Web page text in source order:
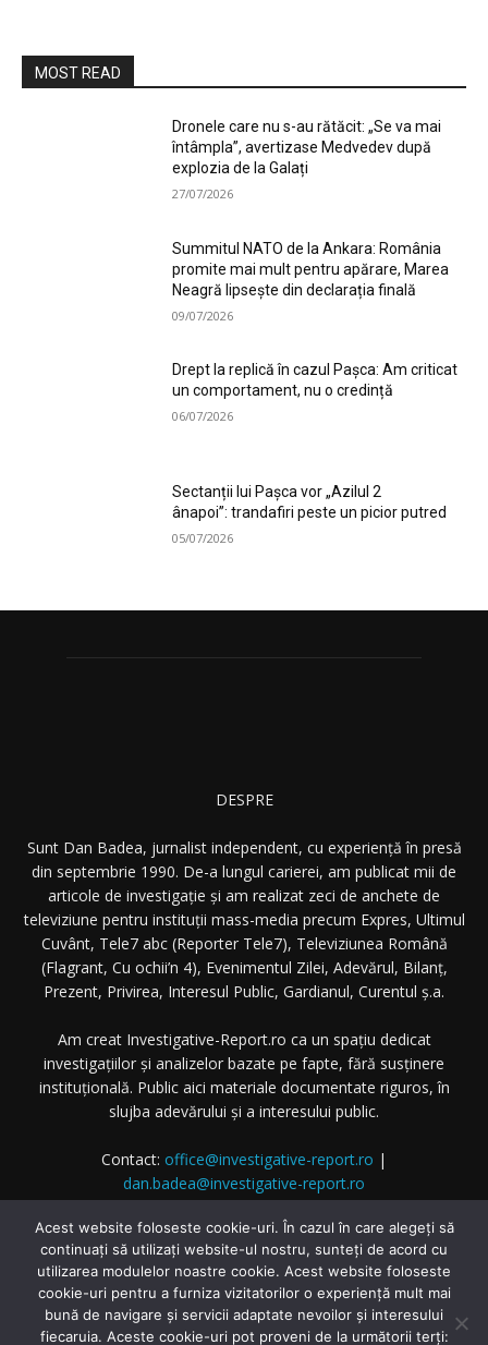
MOST READ
Dronele care nu s-au rătăcit: „Se va mai
întâmpla”, avertizase Medvedev după
explozia de la Galați
27/07/2026
Summitul NATO de la Ankara: România
promite mai mult pentru apărare, Marea
Neagră lipsește din declarația finală
09/07/2026
Drept la replică în cazul Pașca: Am criticat
un comportament, nu o credință
06/07/2026
Sectanții lui Pașca vor „Azilul 2
ânapoi”: trandafiri peste un picior putred
05/07/2026
DESPRE
Sunt Dan Badea, jurnalist independent, cu experiență în presă
din septembrie 1990. De-a lungul carierei, am publicat mii de
articole de investigație și am realizat zeci de anchete de
televiziune pentru instituții mass-media precum Expres, Ultimul
Cuvânt, Tele7 abc (Reporter Tele7), Televiziunea Română
(Flagrant, Cu ochii’n 4), Evenimentul Zilei, Adevărul, Bilanț,
Prezent, Privirea, Interesul Public, Gardianul, Curentul ș.a.
Am creat Investigative-Report.ro ca un spațiu dedicat
investigațiilor și analizelor bazate pe fapte, fără susținere
instituțională. Public aici materiale documentate riguros, în
slujba adevărului și a interesului public.
Contact: office@investigative-report.ro |
dan.badea@investigative-report.ro
© 2025 Investigative-Report.ro. Toate drepturile rezervate.
Acest website foloseste cookie-uri. În cazul în care alegeți să
continuați să utilizați website-ul nostru, sunteți de acord cu
utilizarea modulelor noastre cookie. Acest website foloseste
cookie-uri pentru a furniza vizitatorilor o experiență mult mai
bună de navigare și servicii adaptate nevoilor și interesului
fiecaruia. Aceste cookie-uri pot proveni de la următorii terți: